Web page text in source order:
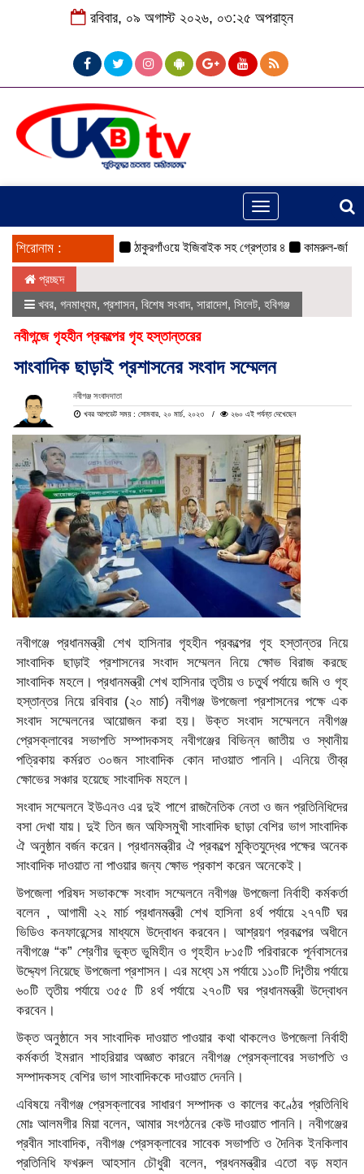
রবিবার, ০৯ অগাস্ট ২০২৬, ০৩:২৫ অপরাহ্ন
Toggle
navigation
শিরোনাম : ঠাকুরগাঁওয়ে ইজিবাইক সহ গ্রেপ্তার ৪ কামরুল-জসিম
প্রচ্ছদ
খবর, গনমাধ্যম, প্রশাসন, বিশেষ সংবাদ, সারাদেশ, সিলেট, হবিগঞ্জ
নবীগন্জে গৃহহীন প্রকল্পের গৃহ হস্তান্তরের
সাংবাদিক ছাড়াই প্রশাসনের সংবাদ সম্মেলন
নবীগঞ্জ সংবাদদাতা
খবর আপডেট সময় : সোমবার, ২০ মার্চ, ২০২৩ ২৬০ এই পর্যন্ত দেখেছেন
নবীগঞ্জে প্রধানমন্ত্রী শেখ হাসিনার গৃহহীন প্রকল্পের গৃহ হস্তান্তর নিয়ে
সাংবাদিক ছাড়াই প্রশাসনের সংবাদ সম্মেলন নিয়ে ক্ষোভ বিরাজ করছে
সাংবাদিক মহলে। প্রধানমন্ত্রী শেখ হাসিনার তৃতীয় ও চতুর্থ পর্যায়ে জমি ও গৃহ
হস্তান্তর নিয়ে রবিবার (২০ মার্চ) নবীগঞ্জ উপজেলা প্রশাসনের পক্ষে এক
সংবাদ সম্মেলনের আয়োজন করা হয়। উক্ত সংবাদ সম্মেলনে নবীগঞ্জ
প্রেসক্লাবের সভাপতি সম্পাদকসহ নবীগঞ্জের বিভিন্ন জাতীয় ও স্থানীয়
পত্রিকায় কর্মরত ৩০জন সাংবাদিক কোন দাওয়াত পাননি। এনিয়ে তীব্র
ক্ষোভের সঞ্চার হয়েছে সাংবাদিক মহলে।
সংবাদ সম্মেলনে ইউএনও এর দুই পাশে রাজনৈতিক নেতা ও জন প্রতিনিধিদের
বসা দেখা যায়। দুই তিন জন অফিসমুখী সাংবাদিক ছাড়া বেশির ভাগ সাংবাদিক
ঐ অনুষ্ঠান বর্জন করেন। প্রধানমন্ত্রীর ঐ প্রকল্পে মুক্তিযুদ্ধের পক্ষের অনেক
সাংবাদিক দাওয়াত না পাওয়ার জন্য ক্ষোভ প্রকাশ করেন অনেকেই।
উপজেলা পরিষদ সভাকক্ষে সংবাদ সম্মেলনে নবীগঞ্জ উপজেলা নির্বাহী কর্মকর্তা
বলেন , আগামী ২২ মার্চ প্রধানমন্ত্রী শেখ হাসিনা ৪র্থ পর্যায়ে ২৭৭টি ঘর
ভিডিও কনফারেন্সের মাধ্যমে উদ্বোধন করবেন। আশ্রয়ণ প্রকল্পের অধীনে
নবীগঞ্জে “ক” শ্রেণীর ভুক্ত ভুমিহীন ও গৃহহীন ৮১৫টি পরিবারকে পূর্নবাসনের
উদ্দ্যেগ নিয়েছে উপজেলা প্রশাসন। এর মধ্যে ১ম পর্যায়ে ১১০টি দি¦তীয় পর্যায়ে
৬০টি তৃতীয় পর্যায়ে ৩৫৫ টি ৪র্থ পর্যায়ে ২৭০টি ঘর প্রধানমন্ত্রী উদ্বোধন
করবেন।
উক্ত অনুষ্ঠানে সব সাংবাদিক দাওয়াত পাওয়ার কথা থাকলেও উপজেলা নির্বাহী
কর্মকর্তা ইমরান শাহরিয়ার অজ্ঞাত কারনে নবীগঞ্জ প্রেসক্লাবের সভাপতি ও
সম্পাদকসহ বেশির ভাগ সাংবাদিককে দাওয়াত দেননি।
এবিষয়ে নবীগঞ্জ প্রেসক্লাবের সাধারণ সম্পাদক ও কালের কণ্ঠের প্রতিনিধি
মোঃ আলমগীর মিয়া বলেন, আমার সংগঠনের কেউ দাওয়াত পাননি। নবীগঞ্জের
প্রবীন সাংবাদিক, নবীগঞ্জ প্রেসক্লাবের সাবেক সভাপতি ও দৈনিক ইনকিলাব
প্রতিনিধি ফখরুল আহসান চৌধুরী বলেন, প্রধনমন্ত্রীর এতো বড় মহান